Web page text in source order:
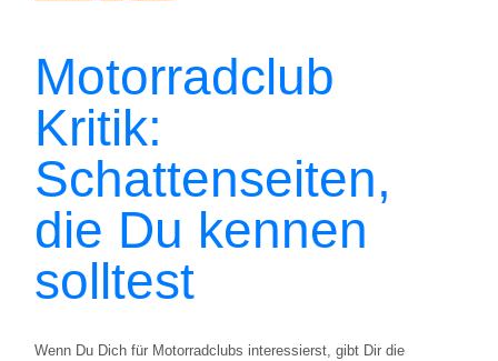
Motorradclub
Kritik:
Schattenseiten,
die Du kennen
solltest
Wenn Du Dich für Motorradclubs interessierst, gibt Dir die